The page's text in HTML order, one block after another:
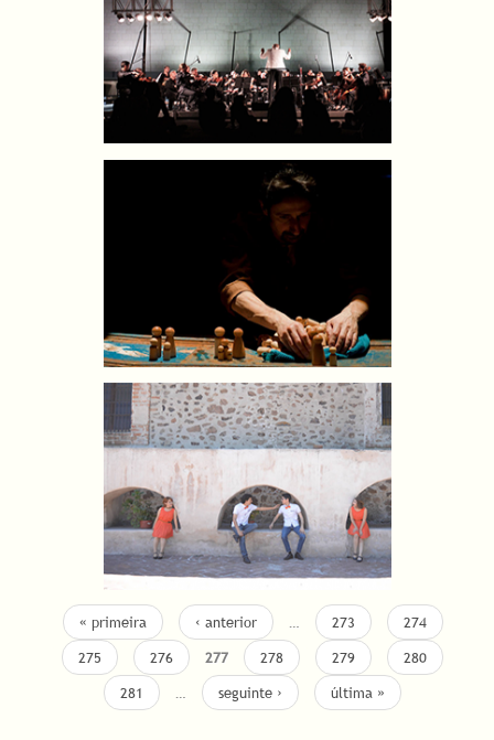
« primeira ‹ anterior … 273
274
275
276 277 278 279
280
281
… seguinte › última »